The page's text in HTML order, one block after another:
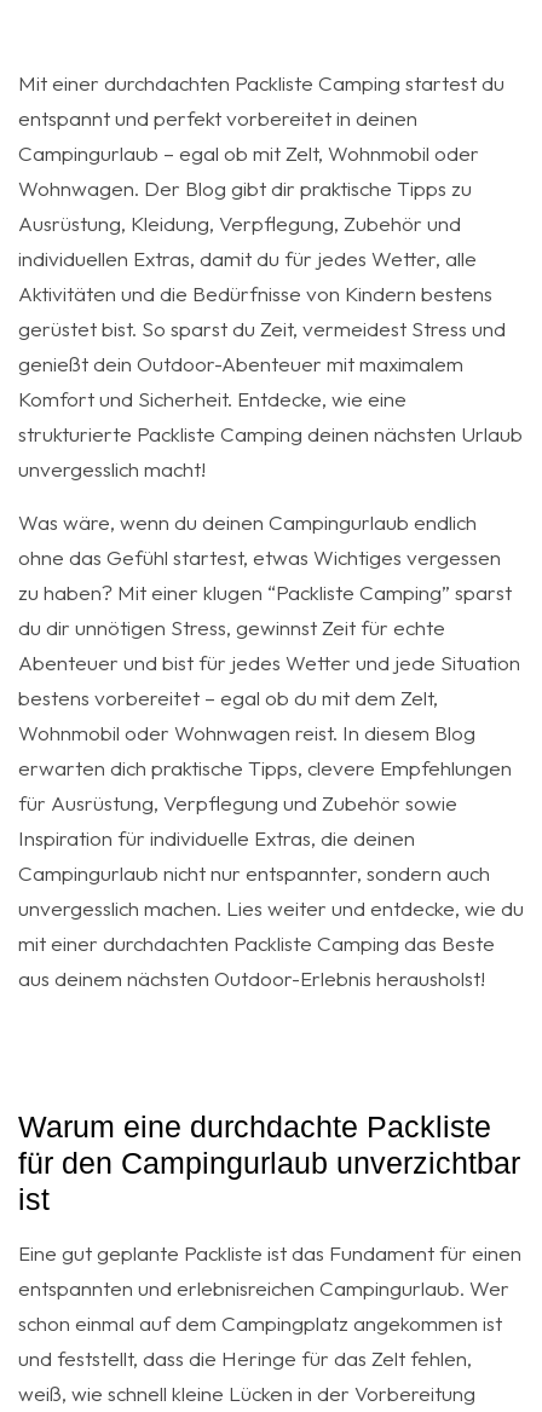
Mit einer durchdachten Packliste Camping startest du
entspannt und perfekt vorbereitet in deinen
Campingurlaub – egal ob mit Zelt, Wohnmobil oder
Wohnwagen. Der Blog gibt dir praktische Tipps zu
Ausrüstung, Kleidung, Verpflegung, Zubehör und
individuellen Extras, damit du für jedes Wetter, alle
Aktivitäten und die Bedürfnisse von Kindern bestens
gerüstet bist. So sparst du Zeit, vermeidest Stress und
genießt dein Outdoor-Abenteuer mit maximalem
Komfort und Sicherheit. Entdecke, wie eine
strukturierte Packliste Camping deinen nächsten Urlaub
unvergesslich macht!
Was wäre, wenn du deinen Campingurlaub endlich
ohne das Gefühl startest, etwas Wichtiges vergessen
zu haben? Mit einer klugen “Packliste Camping” sparst
du dir unnötigen Stress, gewinnst Zeit für echte
Abenteuer und bist für jedes Wetter und jede Situation
bestens vorbereitet – egal ob du mit dem Zelt,
Wohnmobil oder Wohnwagen reist. In diesem Blog
erwarten dich praktische Tipps, clevere Empfehlungen
für Ausrüstung, Verpflegung und Zubehör sowie
Inspiration für individuelle Extras, die deinen
Campingurlaub nicht nur entspannter, sondern auch
unvergesslich machen. Lies weiter und entdecke, wie du
mit einer durchdachten Packliste Camping das Beste
aus deinem nächsten Outdoor-Erlebnis herausholst!
Warum eine durchdachte Packliste
für den Campingurlaub unverzichtbar
ist
Eine gut geplante Packliste ist das Fundament für einen
entspannten und erlebnisreichen Campingurlaub. Wer
schon einmal auf dem Campingplatz angekommen ist
und feststellt, dass die Heringe für das Zelt fehlen,
weiß, wie schnell kleine Lücken in der Vorbereitung